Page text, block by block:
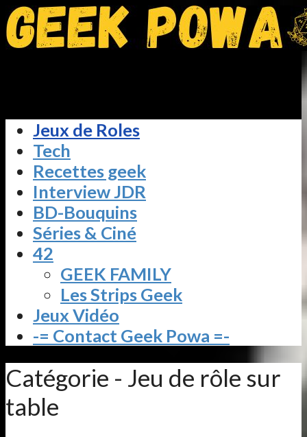
Jeux de Roles
Tech
Recettes geek
Interview JDR
BD-Bouquins
Séries & Ciné
42
GEEK FAMILY
Les Strips Geek
Jeux Vidéo
-= Contact Geek Powa =-
Catégorie - Jeu de rôle sur
table